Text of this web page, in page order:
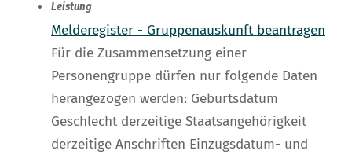
Leistung
Melderegister - Gruppenauskunft beantragen
Für die Zusammensetzung einer
Personengruppe dürfen nur folgende Daten
herangezogen werden: Geburtsdatum
Geschlecht derzeitige Staatsangehörigkeit
derzeitige Anschriften Einzugsdatum- und